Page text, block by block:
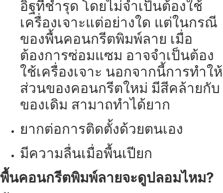
อิฐที่ชำรุด โดยไม่จำเป็นต้องใช้
เครื่องเจาะแต่อย่างใด แต่ในกรณี
ของพื้นคอนกรีตพิมพ์ลาย เมื่อ
ต้องการซ่อมแซม อาจจำเป็นต้อง
ใช้เครื่องเจาะ นอกจากนี้การทำให้
ส่วนของคอนกรีตใหม่ มีสีคล้ายกับ
ของเดิม สามาถทำได้ยาก
ยากต่อการติดตั้งด้วยตนเอง
มีความลื่นเมื่อพื้นเปียก
พื้นคอนกรีตพิมพ์ลายจะดูปลอมไหม?